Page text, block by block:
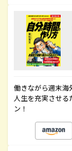
働きながら週末海
人生を充実させる
ン！